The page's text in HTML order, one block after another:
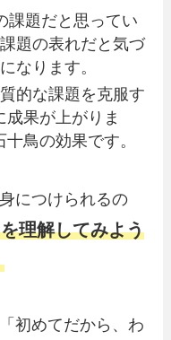
課題だと思ってい
題の表れだと気づ
なります。
質的な課題を克服す
果が上がりま
鳥の効果です。
につけられるの
理解してみよう
初めてだから、わ